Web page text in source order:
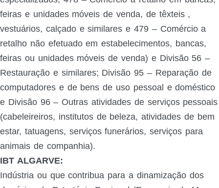
feiras e unidades móveis de venda, de têxteis ,
vestuários, calçado e similares e 479 – Comércio a
retalho não efetuado em estabelecimentos, bancas,
feiras ou unidades móveis de venda) e Divisão 56 –
Restauração e similares; Divisão 95 – Reparação de
computadores e de bens de uso pessoal e doméstico
e Divisão 96 – Outras atividades de serviços pessoais
(cabeleireiros, institutos de beleza, atividades de bem
estar, tatuagens, serviços funerários, serviços para
animais de companhia).
IBT ALGARVE:
Indústria ou que contribua para a dinamização dos